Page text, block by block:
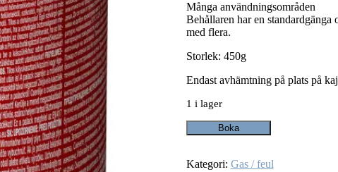
Många användningsområden
Behållaren har en
med flera.
Storlek: 450g
Endast avhämtning på plats på
1 i lager
Gas/
Isobutane
450g
Boka
Kategori: Gas / feul